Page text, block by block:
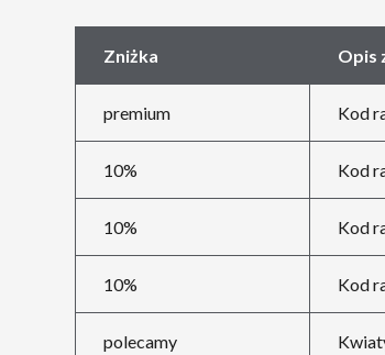
Zniżka Opis
premium Kod
10% Kod
10% Kod
10% Kod
polecamy